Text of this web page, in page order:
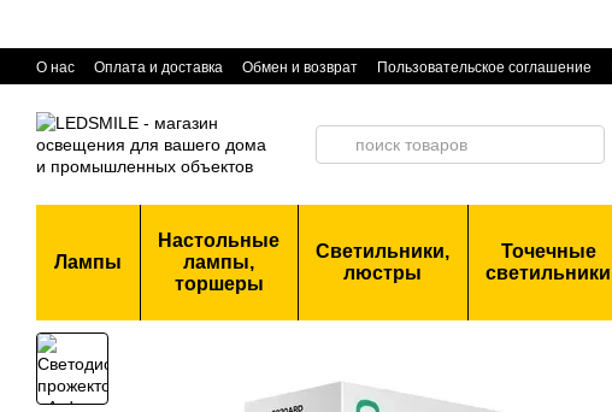
О нас Оплата и доставка Обмен и возврат Пользовательское соглашение
Лампы
Настольные
лампы,
торшеры
Светильники,
люстры
Точечные
светильники